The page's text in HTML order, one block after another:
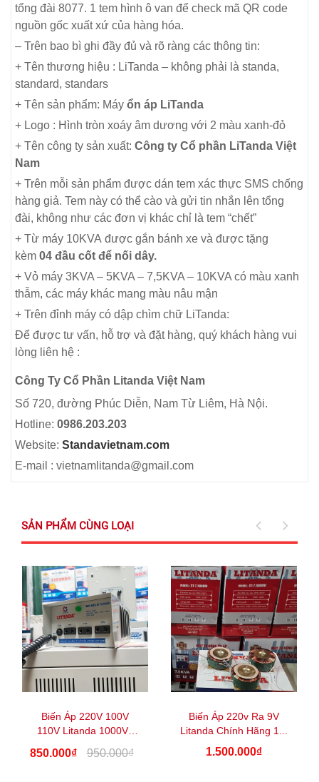
tổng đài 8077. 1 tem hình ô van để check mã QR code
nguồn gốc xuất xứ của hàng hóa.
– Trên bao bì ghi đầy đủ và rõ ràng các thông tin:
+ Tên thương hiệu : LiTanda – không phải là standa,
standard, standars
+ Tên sản phẩm: Máy ổn áp LiTanda
+ Logo : Hình tròn xoáy âm dương với 2 màu xanh-đỏ
+ Tên công ty sản xuất: Công ty Cổ phần LiTanda Việt
Nam
+ Trên mỗi sản phẩm được dán tem xác thực SMS chống
hàng giả. Tem này có thể cào và gửi tin nhắn lên tổng
đài, không như các đơn vị khác chỉ là tem “chết”
+ Từ máy 10KVA được gắn bánh xe và được tặng
kèm 04 đầu cốt để nối dây.
+ Vỏ máy 3KVA – 5KVA – 7,5KVA – 10KVA có màu xanh
thẫm, các máy khác mang màu nâu mận
+ Trên đỉnh máy có dập chìm chữ LiTanda:
Để được tư vấn, hỗ trợ và đặt hàng, quý khách hàng vui
lòng liên hệ :
Công Ty Cổ Phần Litanda Việt Nam
Số 720, đường Phúc Diễn, Nam Từ Liêm, Hà Nội.
Hotline: 0986.203.203
Website: Standavietnam.com
E-mail : vietnamlitanda@gmail.com
SẢN PHẨM CÙNG LOẠI
Biến Áp 220V 100V
110V Litanda 1000VA
850.000₫ 950.000₫
Biến Áp 220v Ra 9V
Litanda Chính Hãng 1...
1.500.000₫